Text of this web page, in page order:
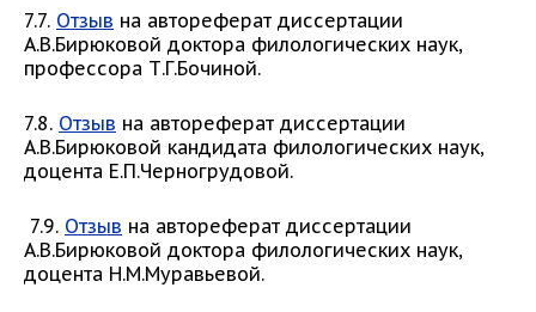
7.7. Отзыв на автореферат диссертации
А.В.Бирюковой доктора филологических наук,
профессора Т.Г.Бочиной.
7.8. Отзыв на автореферат диссертации
А.В.Бирюковой кандидата филологических наук,
доцента Е.П.Черногрудовой.
7.9. Отзыв на автореферат диссертации
А.В.Бирюковой доктора филологических наук,
доцента Н.М.Муравьевой.